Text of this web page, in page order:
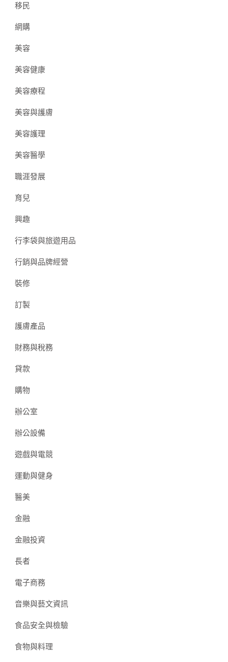
移民
網購
美容
美容健康
美容療程
美容與護膚
美容護理
美容醫學
職涯發展
育兒
興趣
行李袋與旅遊用品
行銷與品牌經營
裝修
訂製
護膚產品
財務與稅務
貸款
購物
辦公室
辦公設備
遊戲與電競
運動與健身
醫美
金融
金融投資
長者
電子商務
音樂與藝文資訊
食品安全與檢驗
食物與料理